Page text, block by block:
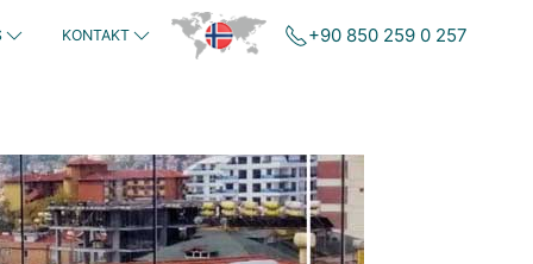
KONTAKT +90 850 259 0 257